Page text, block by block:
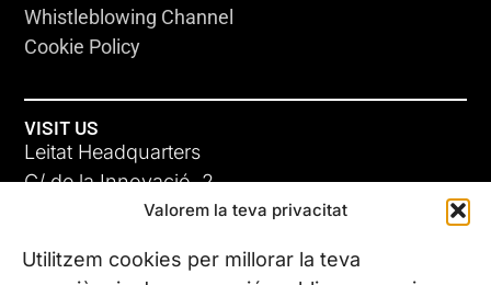
Valorem la teva privacitat
Utilitzem cookies per millorar la teva
Whistleblowing Channel
Cookie Policy
VISIT US
Leitat Headquarters
C/ de la Innovació, 2
08225 Terrassa, (Barcelona)
All our offices